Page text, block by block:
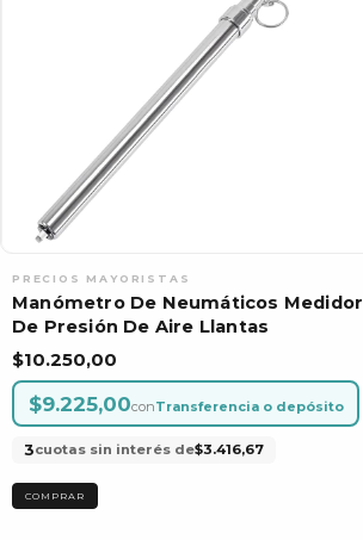
Manómetro De Neumáticos Medidor
De Presión De Aire Llantas
$10.250,00
$9.225,00conTransferencia o depósito
3cuotas sin interés de$3.416,67